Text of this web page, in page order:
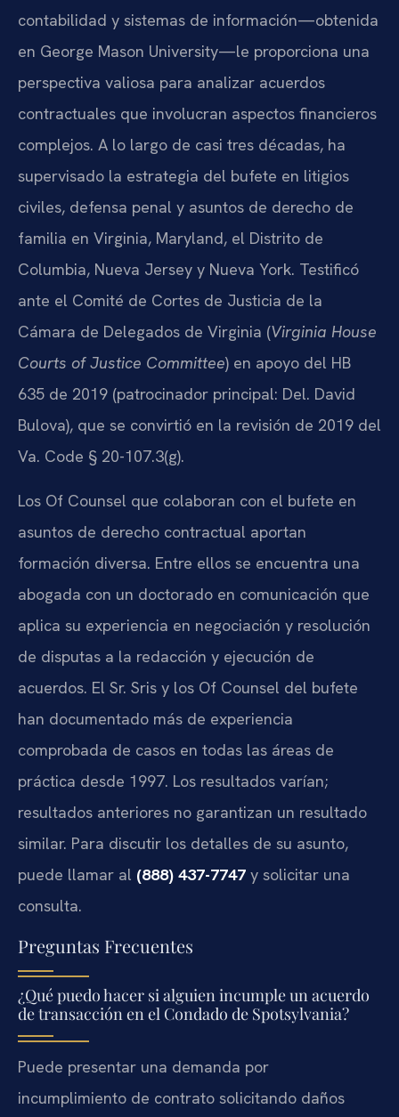
contabilidad y sistemas de información—obtenida
en George Mason University—le proporciona una
perspectiva valiosa para analizar acuerdos
contractuales que involucran aspectos financieros
complejos. A lo largo de casi tres décadas, ha
supervisado la estrategia del bufete en litigios
civiles, defensa penal y asuntos de derecho de
familia en Virginia, Maryland, el Distrito de
Columbia, Nueva Jersey y Nueva York. Testificó
ante el Comité de Cortes de Justicia de la
Cámara de Delegados de Virginia (Virginia House
Courts of Justice Committee) en apoyo del HB
635 de 2019 (patrocinador principal: Del. David
Bulova), que se convirtió en la revisión de 2019 del
Va. Code § 20-107.3(g).
Los Of Counsel que colaboran con el bufete en
asuntos de derecho contractual aportan
formación diversa. Entre ellos se encuentra una
abogada con un doctorado en comunicación que
aplica su experiencia en negociación y resolución
de disputas a la redacción y ejecución de
acuerdos. El Sr. Sris y los Of Counsel del bufete
han documentado más de experiencia
comprobada de casos en todas las áreas de
práctica desde 1997. Los resultados varían;
resultados anteriores no garantizan un resultado
similar. Para discutir los detalles de su asunto,
puede llamar al (888) 437-7747 y solicitar una
consulta.
Preguntas Frecuentes
¿Qué puedo hacer si alguien incumple un acuerdo
de transacción en el Condado de Spotsylvania?
Puede presentar una demanda por
incumplimiento de contrato solicitando daños